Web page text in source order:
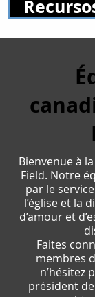
Bienvenue à
Field. Notre
par le
l’église et la
d’amour et
Faites
membres
n’hésitez
président